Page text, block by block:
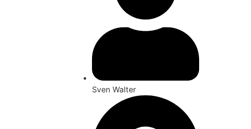
Sven Walter